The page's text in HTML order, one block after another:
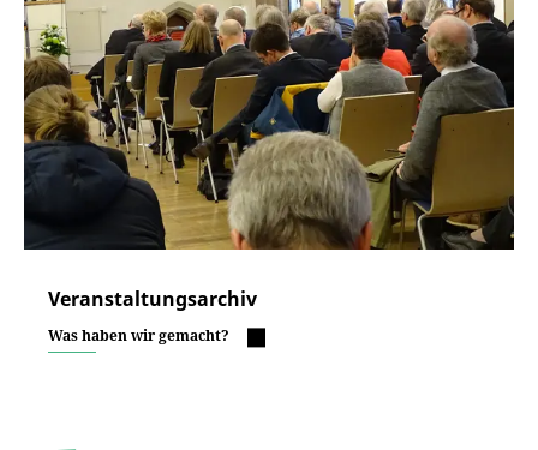
Veranstaltungsarchiv
Was haben wir gemacht?